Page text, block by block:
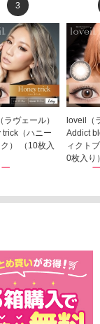
3
ラヴェール）
trick（ハニー
ク） （10枚入
loveil（
Addict
ィクト
0枚入り
1,760